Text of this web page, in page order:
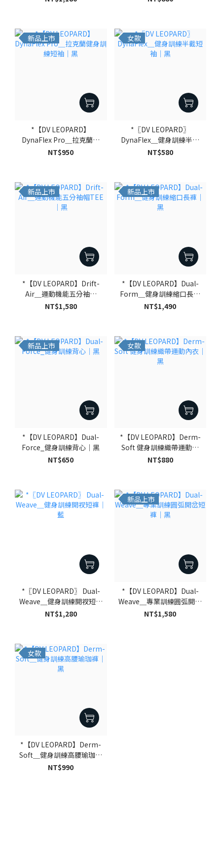
新品上市
*【DV LEOPARD】
DynaFlex Pro＿拉克蘭健
身訓練短袖｜黑
NT$950
女款
*〖DV LEOPARD〗
DynaFlex＿健身訓練半截
短袖｜黑
NT$580
新品上市
*【DV LEOPARD】Drift-
Air＿運動機能五分袖帽
TEE｜黑
NT$1,580
新品上市
*【DV LEOPARD】Dual-
Form＿健身訓練縮口長褲
｜黑
NT$1,490
新品上市
*【DV LEOPARD】Dual-
Force_健身訓練背心｜黑
NT$650
女款
*【DV LEOPARD】Derm-
Soft 健身訓練織帶運動內
衣｜黑
NT$880
*〖DV LEOPARD〗 Dual-
Weave＿健身訓練開衩短褲
｜藍
NT$1,280
新品上市
*【DV LEOPARD】Dual-
Weave＿專業訓練圓弧開岔
短褲｜黑
NT$1,580
女款
*【DV LEOPARD】Derm-
Soft＿健身訓練高腰瑜珈褲
｜黑
NT$990